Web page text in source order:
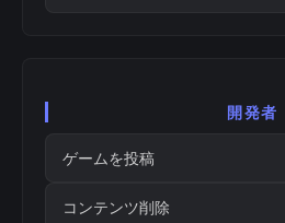
開発者
ゲームを投稿
コンテンツ削除